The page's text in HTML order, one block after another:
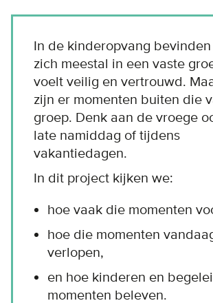
In de kinderopvang
zich meestal in een vaste
voelt veilig en vertrouwd.
zijn er momenten buiten die
groep. Denk aan de vroege
late namiddag of tijdens
vakantiedagen.
In dit project kijken we:
hoe vaak die momenten
hoe die momenten
verlopen,
en hoe kinderen en
momenten beleven.